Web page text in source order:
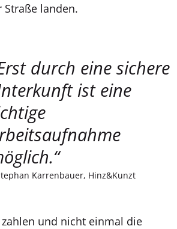
landen.
durch eine sichere
ist eine
Karrenbauer, Hinz&Kunzt
und nicht einmal die